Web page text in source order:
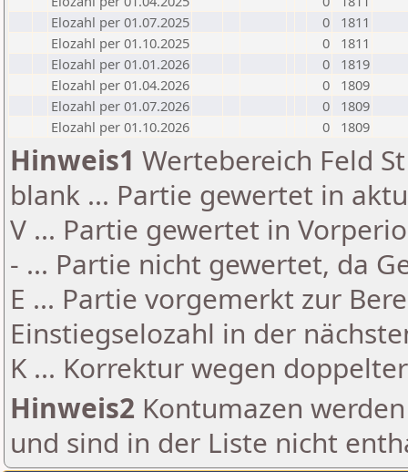
Elozahl per 01.07.2025
0
1811
Elozahl per 01.10.2025
0
1811
Elozahl per 01.01.2026
0
1819
Elozahl per 01.04.2026
0
1809
Elozahl per 01.07.2026
0
1809
Elozahl per 01.10.2026
0 1809
Hinweis1 Wertebereich Feld
blank ... Partie gewertet in
V ... Partie gewertet in
- ... Partie nicht gewertet, da
E ... Partie vorgemerkt zur
Einstiegselozahl in der
K ... Korrektur wegen
Hinweis2 Kontumazen
und sind in der Liste nicht